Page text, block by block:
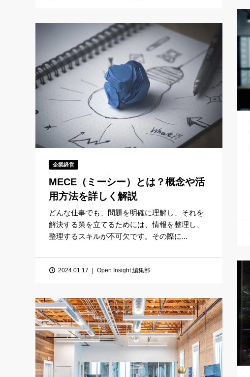
企業経営
MECE（ミーシー）とは？概念や活
用方法を詳しく解説
どんな仕事でも、問題を明確に理解し、それを
解決する策を立てるためには、情報を整理し、
整理するスキルが不可欠です。その際に...
2024.01.17 Open Insight 編集部